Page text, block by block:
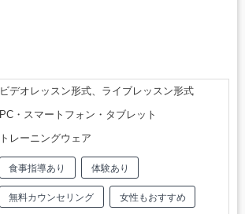
ビデオレッスン形式、ライブレッスン形式
PC・スマートフォン・タブレット
トレーニングウェア
食事指導あり 体験あり
無料カウンセリング 女性もおすすめ